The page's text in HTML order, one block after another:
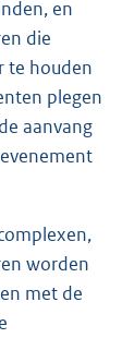
en
die
te houden
plegen
aanvang
worden
met de